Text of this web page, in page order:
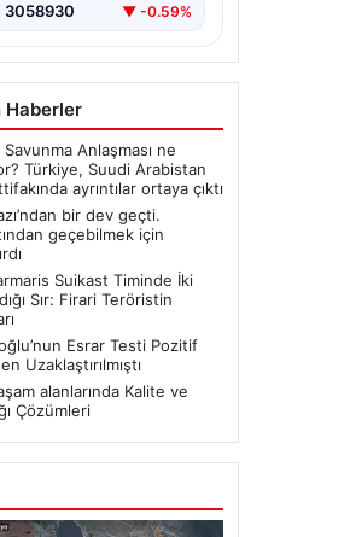
3058930 ▼ -0.59%
Haberler
Anlaşması ne
Türkiye, Suudi Arabistan
ayrıntılar ortaya çıktı
bir dev geçti.
geçebilmek için
Suikast Timinde İki
Sır: Firari Teröristin
Esrar Testi Pozitif
Uzaklaştırılmıştı
alanlarında Kalite ve
Çözümleri